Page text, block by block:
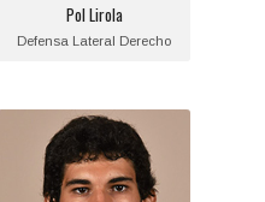
Pol Lirola
Defensa Lateral Derecho
Jesús Vallejo
Posición:
Defensa Central Derecho